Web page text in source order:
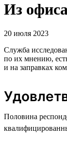
Из
20 июля 2023
Служба
по их мнению,
и на заправках
Половина